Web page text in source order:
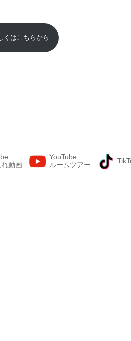
くはこちらから
動画
YouTube
ルームツアー